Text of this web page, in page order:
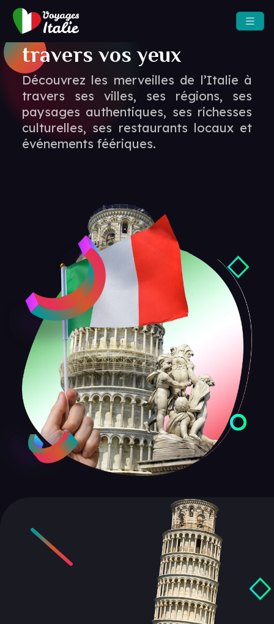
La magie de l’italie à
travers vos yeux
Découvrez les merveilles de l’Italie à
travers ses villes, ses régions, ses
paysages authentiques, ses richesses
culturelles, ses restaurants locaux et
événements féériques.